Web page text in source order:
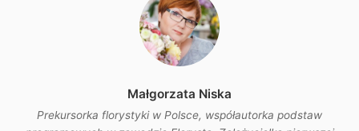
Małgorzata Niska
Prekursorka florystyki w Polsce, współautorka podstaw